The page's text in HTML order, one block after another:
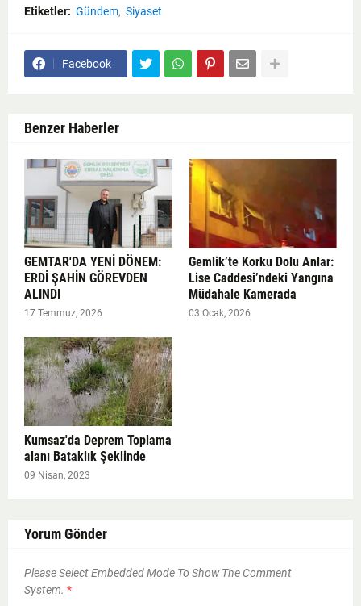
Etiketler: Gündem Siyaset
Facebook
Benzer Haberler
GEMTAR'DA YENİ DÖNEM:
ERDİ ŞAHİN GÖREVDEN
ALINDI
17 Temmuz, 2026
Gemlik’te Korku Dolu Anlar:
Lise Caddesi’ndeki Yangına
Müdahale Kamerada
03 Ocak, 2026
Kumsaz'da Deprem Toplama
alanı Bataklık Şeklinde
09 Nisan, 2023
Yorum Gönder
Please Select Embedded Mode To Show The Comment
System. *